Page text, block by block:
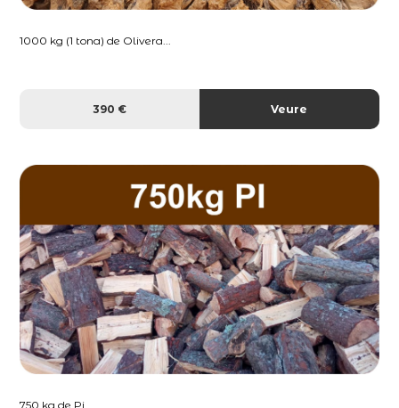
1000 kg (1 tona) de Olivera...
390 € Veure
750 kg de Pi...